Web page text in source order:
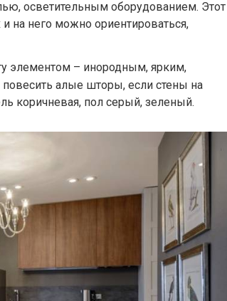
осветительным оборудованием. Этот
на него можно ориентироваться,
элементом – инородным, ярким,
алые шторы, если стены на
коричневая, пол серый, зеленый.